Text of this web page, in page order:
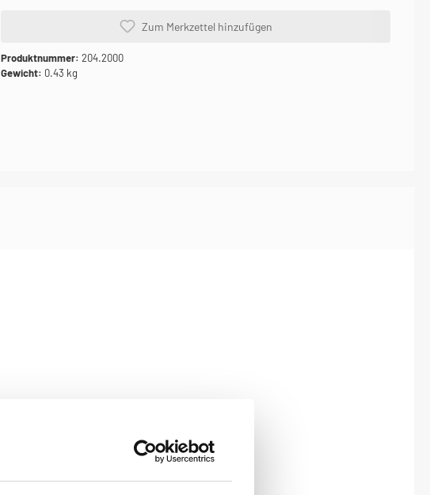
Zum Merkzettel hinzufügen
Produktnummer:204.2000
Gewicht: 0.43 kg